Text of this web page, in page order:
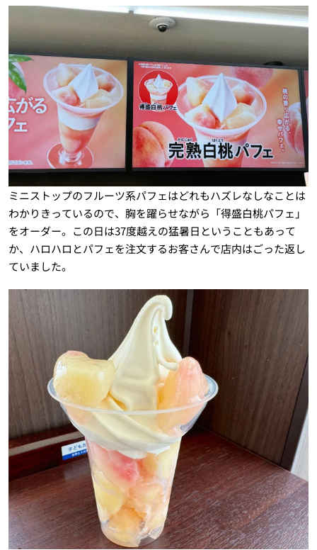
ミニストップのフルーツ系パフェはどれもハズレなしなことは
わかりきっているので、胸を躍らせながら「得盛白桃パフェ」
をオーダー。この日は37度越えの猛暑日ということもあって
か、ハロハロとパフェを注文するお客さんで店内はごった返し
ていました。